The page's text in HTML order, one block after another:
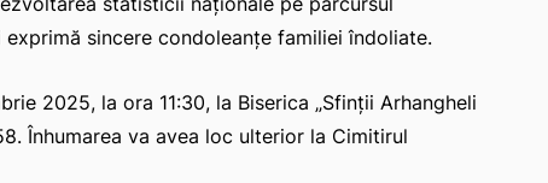
sincere condoleanțe familiei îndoliate.
2025, la ora 11:30, la Biserica „Sfinții Arhangheli
Înhumarea va avea loc ulterior la Cimitirul